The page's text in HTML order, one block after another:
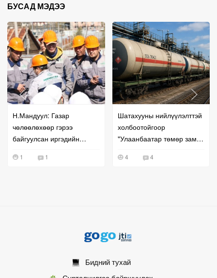
БУСАД МЭДЭЭ
Н.Мандуул: Газар
чөлөөлөхөөр гэрээ
байгуулсан иргэдийн
гомдол ирж байна
1 1
Шатахууны нийлүүлэлттэй
холбоотойгоор
"Улаанбаатар төмөр зам"
гаргалаа
4 4
Бидний тухай